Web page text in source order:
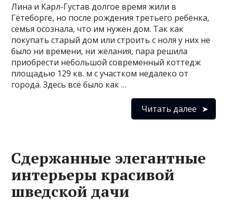
Лина и Карл-Густав долгое время жили в
Гётеборге, но после рождения третьего ребёнка,
семья осознала, что им нужен дом. Так как
покупать старый дом или строить с ноля у них не
было ни времени, ни желания, пара решила
приобрести небольшой современный коттедж
площадью 129 кв. м с участком недалеко от
города. Здесь всё было как …
Читать далее
Сдержанные элегантные
интерьеры красивой
шведской дачи